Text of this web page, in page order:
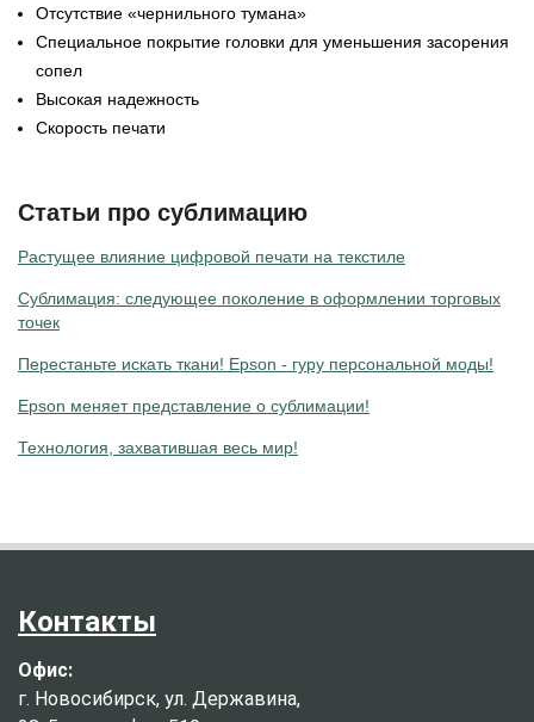
Отсутствие «чернильного тумана»
Специальное покрытие головки для уменьшения засорения
сопел
Высокая надежность
Скорость печати
Статьи про сублимацию
Растущее влияние цифровой печати на текстиле
Сублимация: следующее поколение в оформлении торговых
точек
Перестаньте искать ткани! Epson - гуру персональной моды!
Epson меняет представление о сублимации!
Технология, захватившая весь мир!
Контакты
Офис:
г. Новосибирск, ул. Державина,